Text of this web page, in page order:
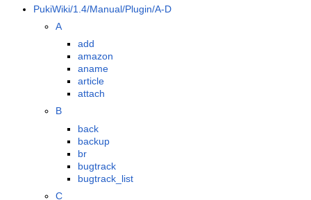
PukiWiki/1.4/Manual/Plugin/A-D
A
add
amazon
aname
article
attach
B
back
backup
br
bugtrack
bugtrack_list
C